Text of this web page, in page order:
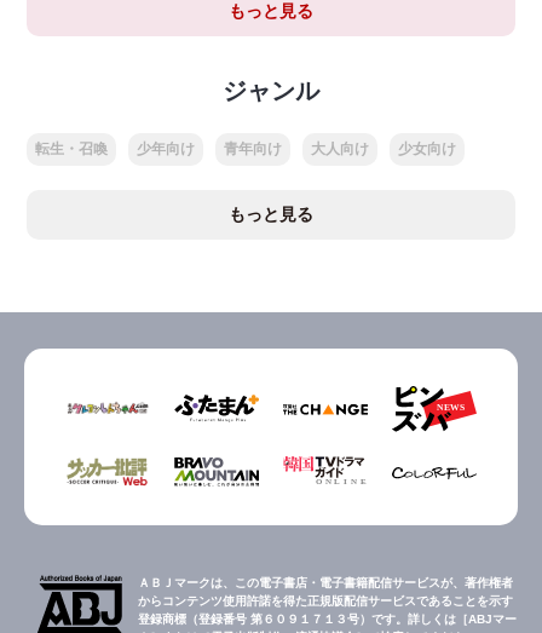
もっと見る
ジャンル
転生・召喚 少年向け 青年向け 大人向け 少女向け
もっと見る
ＡＢＪマークは、この電子書店・電子書籍配信サービスが、著作権者
からコンテンツ使用許諾を得た正規版配信サービスであることを示す
登録商標（登録番号 第６０９１７１３号）です。詳しくは［ABJマー